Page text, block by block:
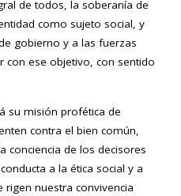
de todos, la soberanía de
como sujeto social, y
gobierno y a las fuerzas
con ese objetivo, con sentido
su misión profética de
contra el bien común,
conciencia de los decisores
a la ética social y a
rigen nuestra convivencia